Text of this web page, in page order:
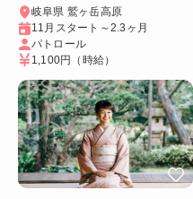
岐阜県 鷲ヶ岳高原
11月スタート～2.3ヶ月
パトロール
1,100円
（時給）